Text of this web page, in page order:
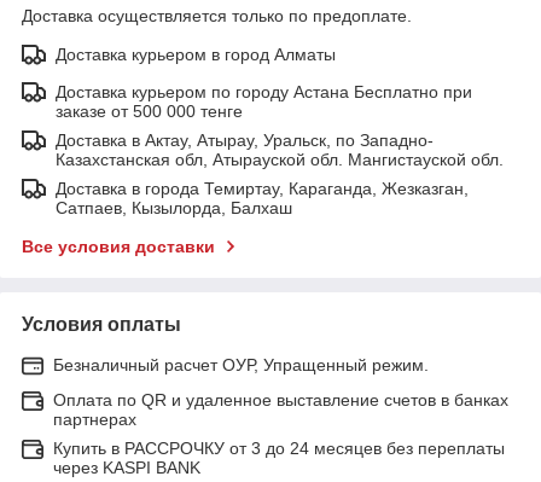
Доставка осуществляется только по предоплате.
Доставка курьером в город Алматы
Доставка курьером по городу Астана Бесплатно при
заказе от 500 000 тенге
Доставка в Актау, Атырау, Уральск, по Западно-
Казахстанская обл, Атырауской обл. Мангистауской обл.
Доставка в города Темиртау, Караганда, Жезказган,
Сатпаев, Кызылорда, Балхаш
Все условия доставки
Условия оплаты
Безналичный расчет ОУР, Упращенный режим.
Оплата по QR и удаленное выставление счетов в банках
партнерах
Купить в РАССРОЧКУ от 3 до 24 месяцев без переплаты
через KASPI BANK